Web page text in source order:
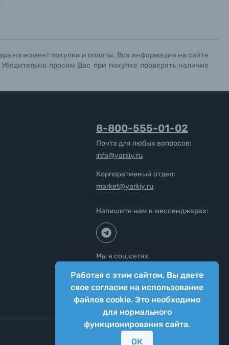
на момент покупки и оплаты. Вся информация на сайте
просим Вас при покупке проверять наличие
Работая с этим сайтом, Вы даете
свое согласие на использование
файлов cookie. Это необходимо
для нормального
функционирования сайта.
ОК
8-800-555-01-02
Почта для любых вопросов:
info@yarkiy.ru
Корпоративный отдел:
market@yarkiy.ru
Напишите нам в мессенджерах:
Мы в соц.сетях